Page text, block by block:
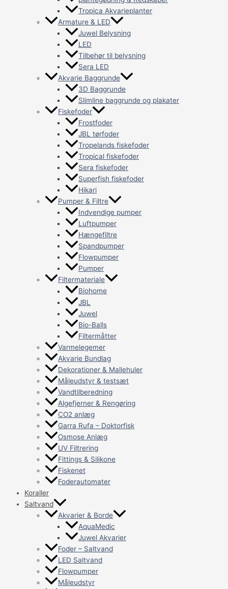
Tropica Akvarieplanter
Armature & LED
Juwel Belysning
LED
Tilbehør til belysning
Sera LED
Akvarie Baggrunde
3D Baggrunde
Slimline baggrunde og plakater
Fiskefoder
Frostfoder
JBL tørfoder
Tropelands fiskefoder
Tropical fiskefoder
Sera fiskefoder
Superfish fiskefoder
Hikari
Pumper & Filtre
Indvendige pumper
Luftpumper
Hængefiltre
Spandpumper
Flowpumper
Pumper
Filtermateriale
Biohome
JBL
Juwel
Bio-Balls
Filtermåtter
Varmelegemer
Akvarie Bundlag
Dekorationer & Mallehuler
Måleudstyr & testsæt
Vandtilberedning
Algefjerner & Rengøring
CO2 anlæg
Garra Rufa – Doktorfisk
Osmose Anlæg
UV Filtrering
Fittings & Silikone
Fiskenet
Foderautomater
Koraller
Saltvand
Akvarier & Borde
AquaMedic
Juwel Akvarier
Foder – Saltvand
LED Saltvand
Flowpumper
Måleudstyr